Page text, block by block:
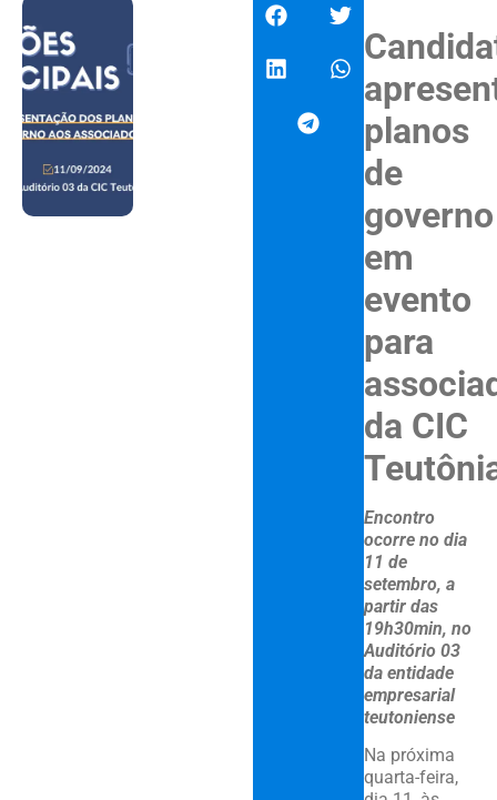
planos
de
governo
em
evento
para
da CIC
Encontro
ocorre no dia
11 de
setembro, a
partir das
19h30min, no
Auditório 03
da entidade
empresarial
teutoniense
Na próxima
quarta-feira,